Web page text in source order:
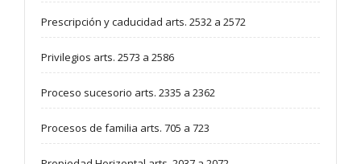
Prescripción y caducidad arts. 2532 a 2572
Privilegios arts. 2573 a 2586
Proceso sucesorio arts. 2335 a 2362
Procesos de familia arts. 705 a 723